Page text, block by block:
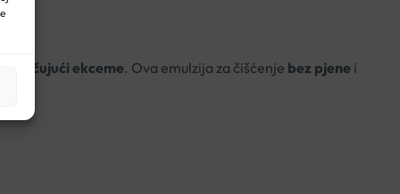
ekceme. Ova emulzija za čišćenje bez pjene i